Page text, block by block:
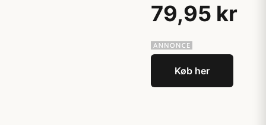
79,95 kr
Køb her